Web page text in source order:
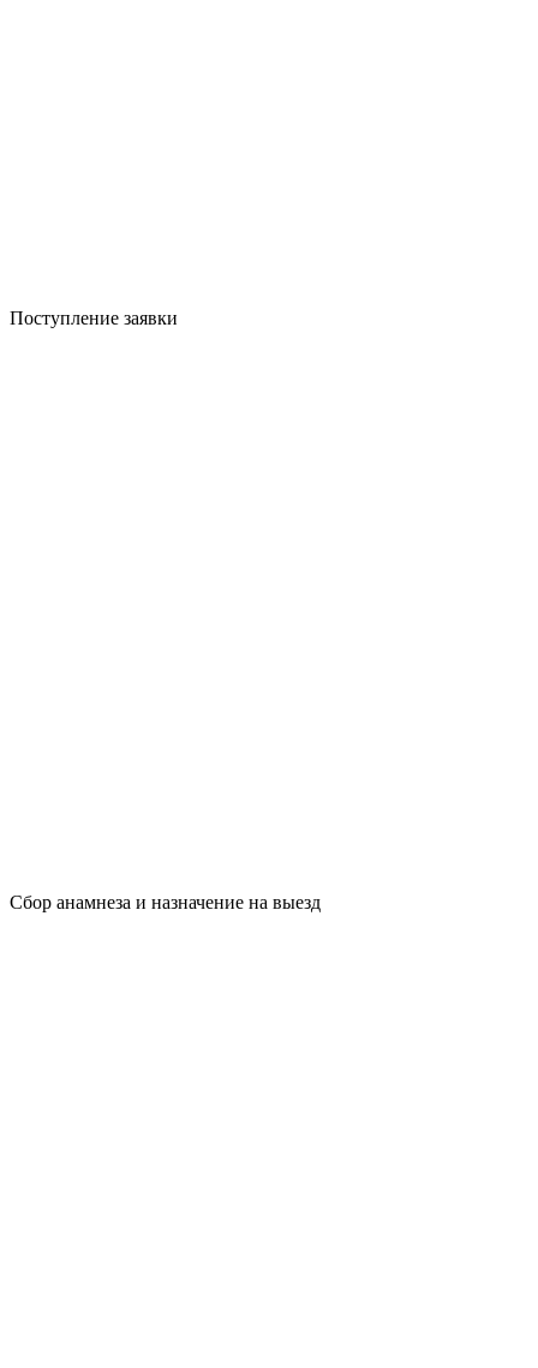
Поступление заявки
Сбор анамнеза и назначение на выезд